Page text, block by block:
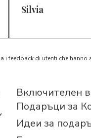
S*
Silvia
i feedback di utenti che
Включителен
Подаръци за
Идеи за